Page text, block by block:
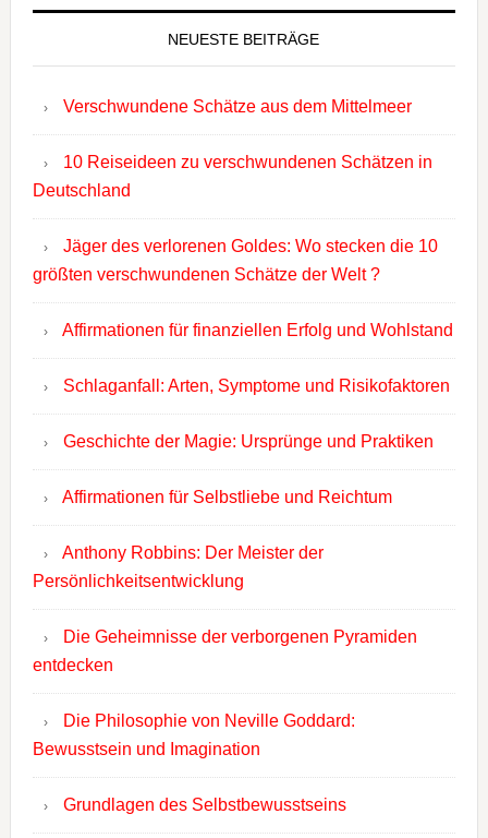
NEUESTE BEITRÄGE
Verschwundene Schätze aus dem Mittelmeer
10 Reiseideen zu verschwundenen Schätzen in
Deutschland
Jäger des verlorenen Goldes: Wo stecken die 10
größten verschwundenen Schätze der Welt ?
Affirmationen für finanziellen Erfolg und Wohlstand
Schlaganfall: Arten, Symptome und Risikofaktoren
Geschichte der Magie: Ursprünge und Praktiken
Affirmationen für Selbstliebe und Reichtum
Anthony Robbins: Der Meister der
Persönlichkeitsentwicklung
Die Geheimnisse der verborgenen Pyramiden
entdecken
Die Philosophie von Neville Goddard:
Bewusstsein und Imagination
Grundlagen des Selbstbewusstseins